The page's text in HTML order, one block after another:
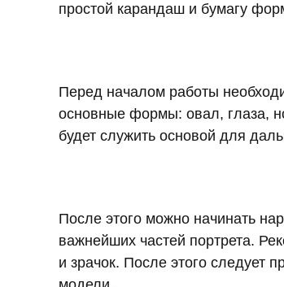
простой карандаш и бумагу
Перед началом работы
основные формы: овал, глаза,
будет служить основой для
После этого можно начинать
важнейших частей портрета.
и зрачок. После этого следует